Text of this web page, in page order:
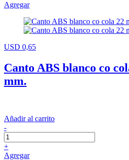
Agregar
USD 0,65
Canto ABS blanco co
mm.
Añadir al carrito
-
+
Agregar